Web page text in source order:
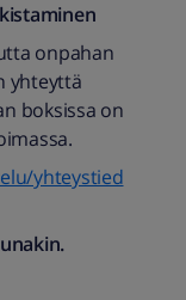
onpahan
yhteyttä
boksissa on
yhteystied